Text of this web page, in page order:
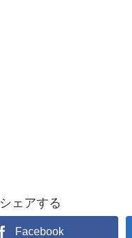
シェアする
Facebook